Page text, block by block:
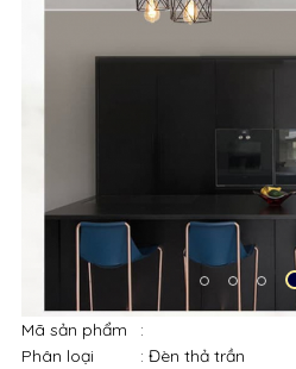
Mã sản phẩm
:
Phân loại
: Đèn thả trần